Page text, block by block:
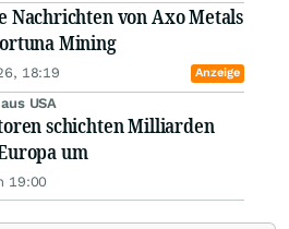
Nachrichten von Axo Metals
Mining
18:19 Anzeige
USA
schichten Milliarden
um
19:00